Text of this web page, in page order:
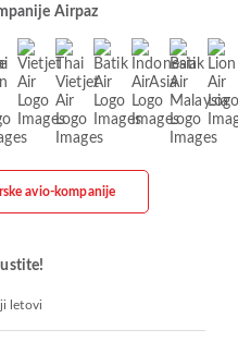
Airpaz
avio-kompanije
letovi